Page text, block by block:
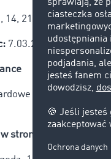
14, 21.02.2026,
7.03.2026
zakazy jazdy,
stronę prowincji: